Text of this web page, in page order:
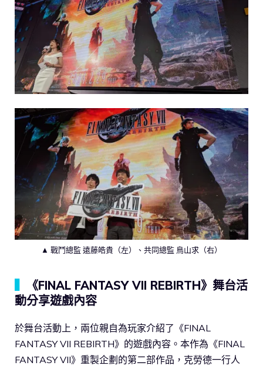
▲ 戰鬥總監 遠藤皓貴（左）、共同總監 鳥山求（右）
《FINAL FANTASY VII REBIRTH》舞台活
動分享遊戲內容
於舞台活動上，兩位親自為玩家介紹了《FINAL
FANTASY VII REBIRTH》的遊戲內容。本作為《FINAL
FANTASY VII》重製企劃的第二部作品，克勞德一行人